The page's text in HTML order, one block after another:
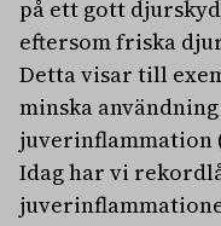
på ett gott
eftersom friska
Detta visar till
minska
juverinflammation
Idag har vi